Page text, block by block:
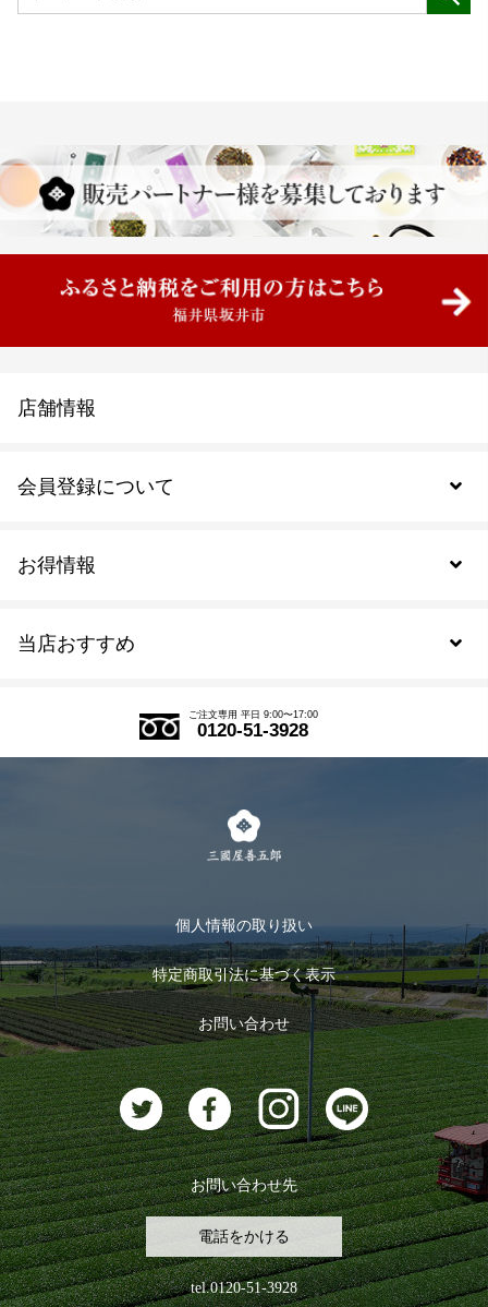
当店おすすめ
式部の香りシリーズ
お茶のギフト
おすすめのお茶
お茶に合うスイーツ
お得情報
会員登録について
会員規約について
ログイン
ログアウト
店舗情報
ご注文専用 平日 9:00〜17:00
0120-51-3928
個人情報の取り扱い
特定商取引法に基づく表示
お問い合わせ
お問い合わせ先
電話をかける
tel.0120-51-3928